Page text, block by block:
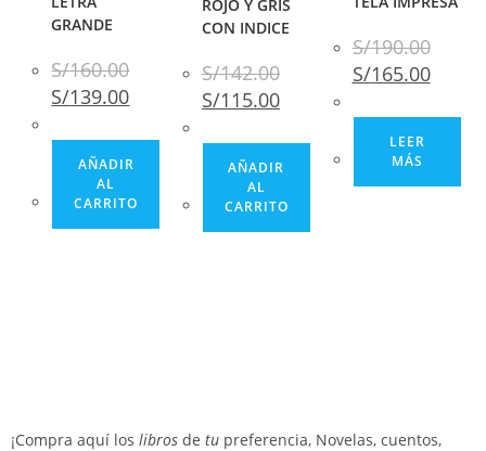
GRANDE
S/160.00
S/139.00
AÑADIR
AL
CARRITO
ROJO Y GRIS
CON INDICE
S/142.00
S/115.00
AÑADIR
AL
CARRITO
S/190.00
S/165.00
LEER
MÁS
¡Compra aquí los libros de tu preferencia, Novelas, cuentos,